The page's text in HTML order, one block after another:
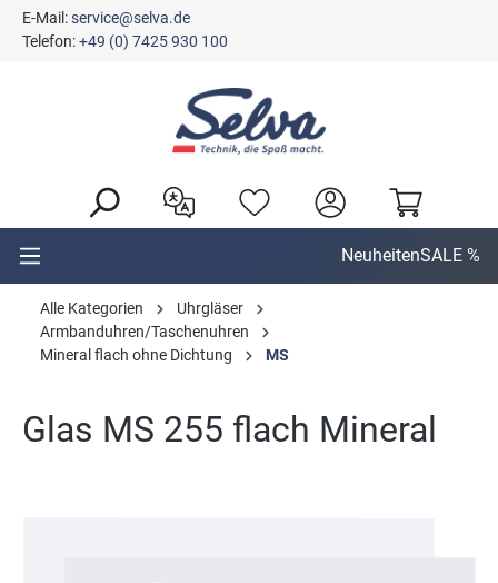
springen
E-Mail:service@selva.de
Telefon:+49 (0) 7425 930 100
NeuheitenSALE %
Alle Kategorien
Uhrgläser
Armbanduhren/Taschenuhren
Mineral flach ohne Dichtung
MS
Glas MS 255 flach Mineral